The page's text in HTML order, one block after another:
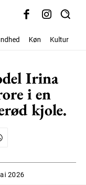
Køn Kultur
Irina
i en
kjole.
2026